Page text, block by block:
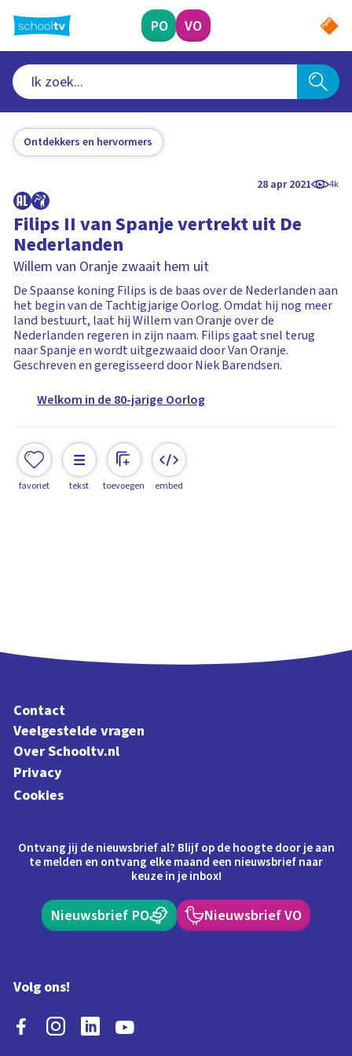
naar
hoofdinhoud
PO VO
Ontdekkers en hervormers
28 apr 2021 4k
Filips II van Spanje vertrekt uit De
Nederlanden
Willem van Oranje zwaait hem uit
De Spaanse koning Filips is de baas over de Nederlanden aan
het begin van de Tachtigjarige Oorlog. Omdat hij nog meer
land bestuurt, laat hij Willem van Oranje over de
Nederlanden regeren in zijn naam. Filips gaat snel terug
naar Spanje en wordt uitgezwaaid door Van Oranje.
Geschreven en geregisseerd door Niek Barendsen.
Welkom in de 80-jarige Oorlog
favoriet tekst toevoegen embed
Contact
Veelgestelde vragen
Over Schooltv.nl
Privacy
Cookies
Ontvang jij de nieuwsbrief al? Blijf op de hoogte door je aan
te melden en ontvang elke maand een nieuwsbrief naar
keuze in je inbox!
Nieuwsbrief PO Nieuwsbrief VO
Volg ons!